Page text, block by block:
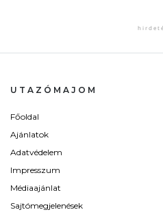
UTAZÓMAJOM
Főoldal
Ajánlatok
Adatvédelem
Impresszum
Médiaajánlat
Sajtómegjelenések